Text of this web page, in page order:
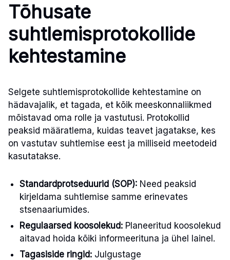
Tõhusate
suhtlemisprotokollide
kehtestamine
Selgete suhtlemisprotokollide kehtestamine on
hädavajalik, et tagada, et kõik meeskonnaliikmed
mõistavad oma rolle ja vastutusi. Protokollid
peaksid määratlema, kuidas teavet jagatakse, kes
on vastutav suhtlemise eest ja milliseid meetodeid
kasutatakse.
Standardprotseduurid (SOP): Need peaksid
kirjeldama suhtlemise samme erinevates
stsenaariumides.
Regulaarsed koosolekud: Planeeritud koosolekud
aitavad hoida kõiki informeerituna ja ühel lainel.
Tagasiside ringid: Julgustage